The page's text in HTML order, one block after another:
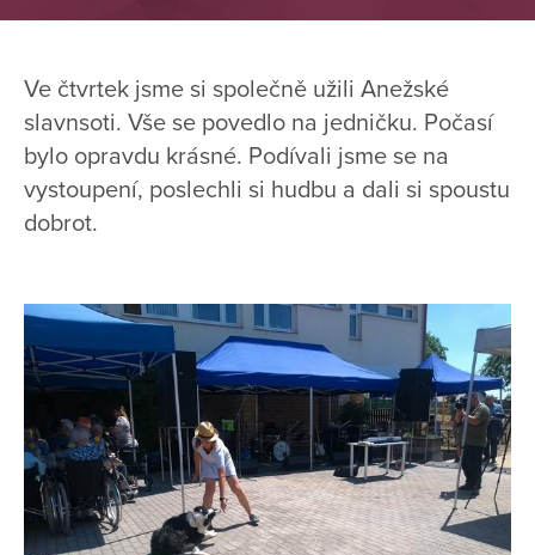
Ve čtvrtek jsme si společně užili Anežské
slavnsoti. Vše se povedlo na jedničku. Počasí
bylo opravdu krásné. Podívali jsme se na
vystoupení, poslechli si hudbu a dali si spoustu
dobrot.